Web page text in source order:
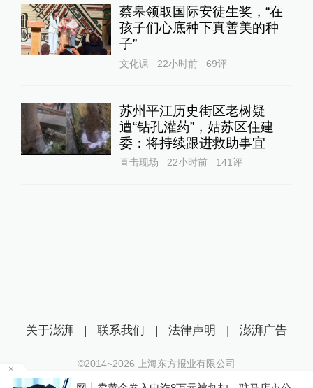
蔡皋领取国际安徒生奖，“在
孩子们心底种下真善美的种
子”
文化课 22小时前 69评
苏州平江历史街区老树疑
遭“钻孔灌药”，姑苏区住建
委：将持续跟进救助事宜
直击现场 22小时前 141评
关于澎湃 | 联系我们 | 法律声明 | 澎湃广告
©2014~2026 上海东方报业有限公司
沪ICP证：沪B2-20170116 | 沪ICP备14003370号